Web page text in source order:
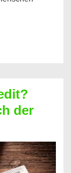
der